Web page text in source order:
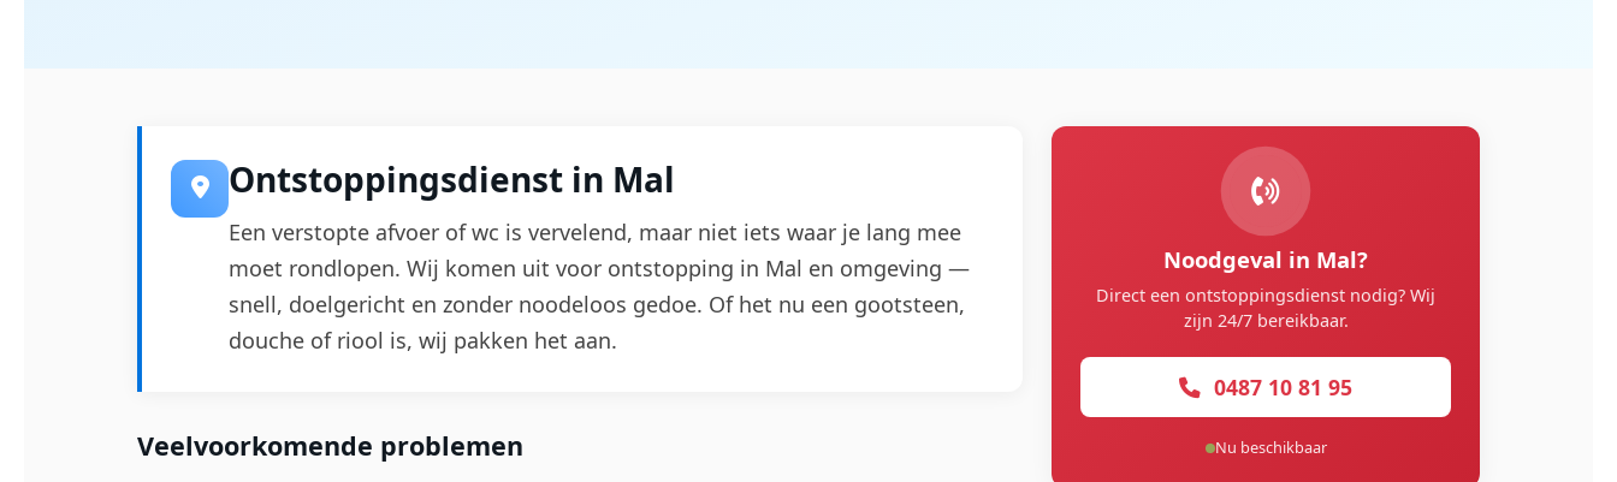
Ontstoppingsdienst in Mal
Een verstopte afvoer of wc is vervelend, maar niet iets waar je lang mee
moet rondlopen. Wij komen uit voor ontstopping in Mal en omgeving —
snell, doelgericht en zonder noodeloos gedoe. Of het nu een gootsteen,
douche of riool is, wij pakken het aan.
Veelvoorkomende problemen
Noodgeval in Mal?
Direct een ontstoppingsdienst nodig? Wij
zijn 24/7 bereikbaar.
0487 10 81 95
Nu beschikbaar